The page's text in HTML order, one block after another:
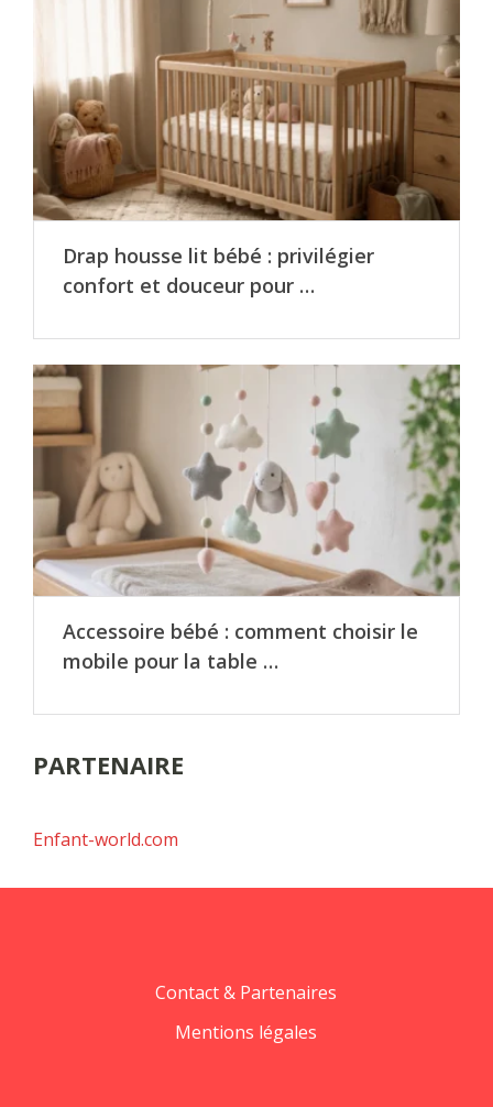
Drap housse lit bébé : privilégier
confort et douceur pour …
Accessoire bébé : comment choisir le
mobile pour la table …
PARTENAIRE
Enfant-world.com
Contact & Partenaires
Mentions légales